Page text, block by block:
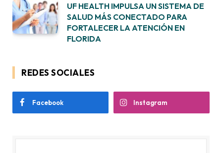
UF HEALTH IMPULSA UN SISTEMA DE
SALUD MÁS CONECTADO PARA
FORTALECER LA ATENCIÓN EN
FLORIDA
REDES SOCIALES
Facebook Instagram